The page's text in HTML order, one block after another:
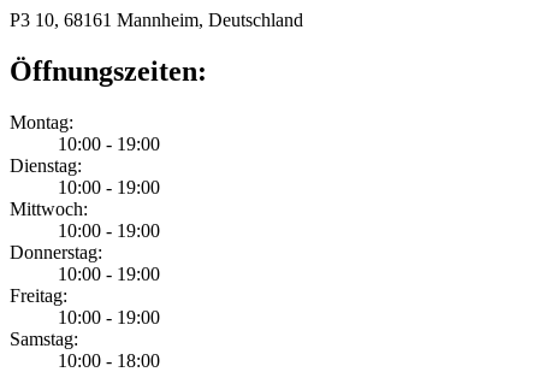
P3 10, 68161 Mannheim, Deutschland
Öffnungszeiten:
Montag:
10:00 - 19:00
Dienstag:
10:00 - 19:00
Mittwoch:
10:00 - 19:00
Donnerstag:
10:00 - 19:00
Freitag:
10:00 - 19:00
Samstag:
10:00 - 18:00